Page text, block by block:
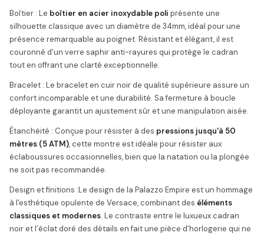
Boîtier : Le boîtier en acier inoxydable poli présente une
silhouette classique avec un diamètre de 34mm, idéal pour une
présence remarquable au poignet. Résistant et élégant, il est
couronné d'un verre saphir anti-rayures qui protège le cadran
tout en offrant une clarté exceptionnelle.
Bracelet : Le bracelet en cuir noir de qualité supérieure assure un
confort incomparable et une durabilité. Sa fermeture à boucle
déployante garantit un ajustement sûr et une manipulation aisée.
Étanchéité : Conçue pour résister à des pressions jusqu'à 50
mètres (5 ATM), cette montre est idéale pour résister aux
éclaboussures occasionnelles, bien que la natation ou la plongée
ne soit pas recommandée.
Design et finitions :Le design de la Palazzo Empire est un hommage
à l'esthétique opulente de Versace, combinant des éléments
classiques et modernes. Le contraste entre le luxueux cadran
noir et l’éclat doré des détails en fait une pièce d’horlogerie qui ne